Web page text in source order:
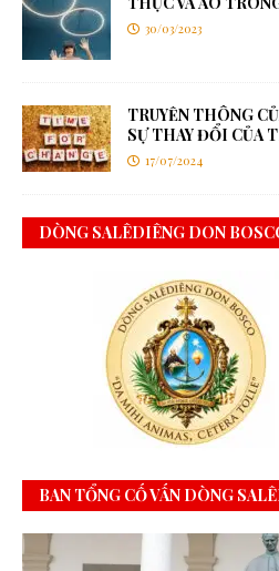
30/03/2023
TRUYỀN THÔNG
SỰ THAY ĐỔI CỦA
17/07/2024
DÒNG SALÊDIÊNG DON
BAN TỔNG CỐ VẤN DÒNG